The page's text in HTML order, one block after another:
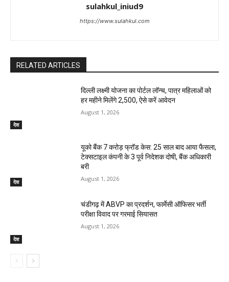
sulahkul_iniud9
https://www.sulahkul.com
RELATED ARTICLES
देश
दिल्ली लक्ष्मी योजना का पोर्टल लॉन्च, पात्र महिलाओं को
हर महीने मिलेंगे ₹2,500, ऐसे करें आवेदन
August 1, 2026
देश
यूको बैंक 7 करोड़ फ्रॉड केस: 25 साल बाद आया फैसला,
टेक्सटाइल कंपनी के 3 पूर्व निदेशक दोषी, बैंक अधिकारी
बरी
August 1, 2026
देश
चंडीगढ़ में ABVP का प्रदर्शन, फार्मेसी ऑफिसर भर्ती
परीक्षा विवाद पर गरमाई सियासत
August 1, 2026